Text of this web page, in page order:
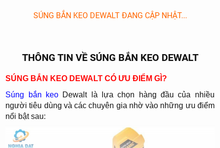
SÚNG BẮN KEO DEWALT ĐANG CẬP NHẬT...
THÔNG TIN VỀ SÚNG BẮN KEO DEWALT
SÚNG BẮN KEO DEWALT CÓ ƯU ĐIỂM GÌ?
Súng bắn keoDewalt là lựa chọn hàng đầu của nhiều
người tiêu dùng và các chuyên gia nhờ vào những ưu điểm
nổi bật sau: